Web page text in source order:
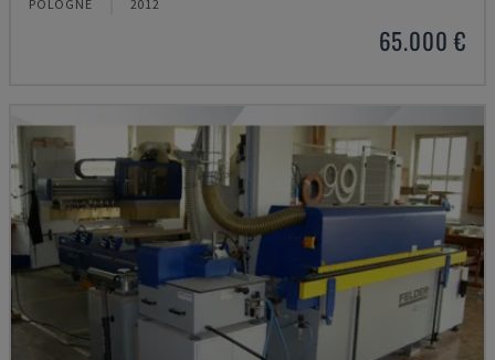
POLOGNE 2012
65.000 €